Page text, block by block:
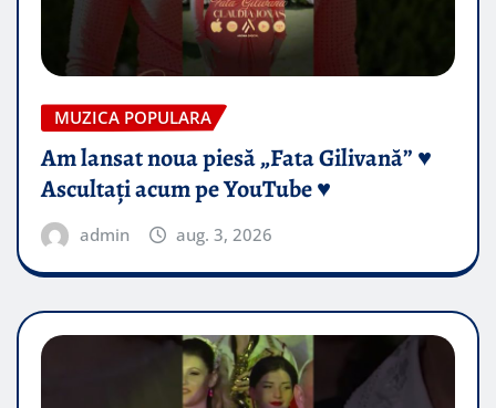
MUZICA POPULARA
Am lansat noua piesă „Fata Gilivană” ♥️
Ascultați acum pe YouTube ♥️
admin aug. 3, 2026